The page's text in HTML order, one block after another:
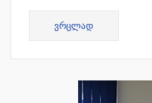
უნივერსიტეტის
წლიანი უპირობო
ᲕᲠᲪᲚᲐᲓ